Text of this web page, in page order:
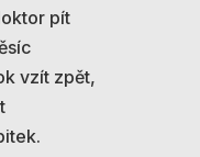
pít
vzít zpět,